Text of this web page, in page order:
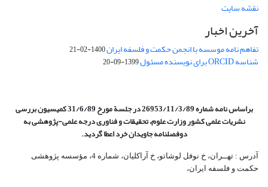
نقشه سایت
آخرین اخبار
تفاهم نامه موسسه با انجمن حکمت و فلسفه ایران1400-02-21
شناسه ORCID برای نویسنده مسئول 1399-09-20
براساس نامه شماره 26953/11/3/89 در جلسة مورخ 31/6/89 کمیسیون
بررسی
نشریات علمی کشور وزارت علوم، تحقیقات و فناوری درجه علمی‌-پژوهشیبه
دوفصلنامه جاویدان خرد اعطا گردید.
آدرس : تهــران، خ نوفل لوشاتو، خ آراکلیان، شماره 4،‌ مؤسسه پژوهشی
حکمت و فلسفه ایران،‌